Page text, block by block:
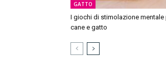
GATTO
I giochi di stimolazione mentale
cane e gatto